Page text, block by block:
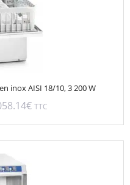
inox AISI 18/10, 3 200 W
€ TTC